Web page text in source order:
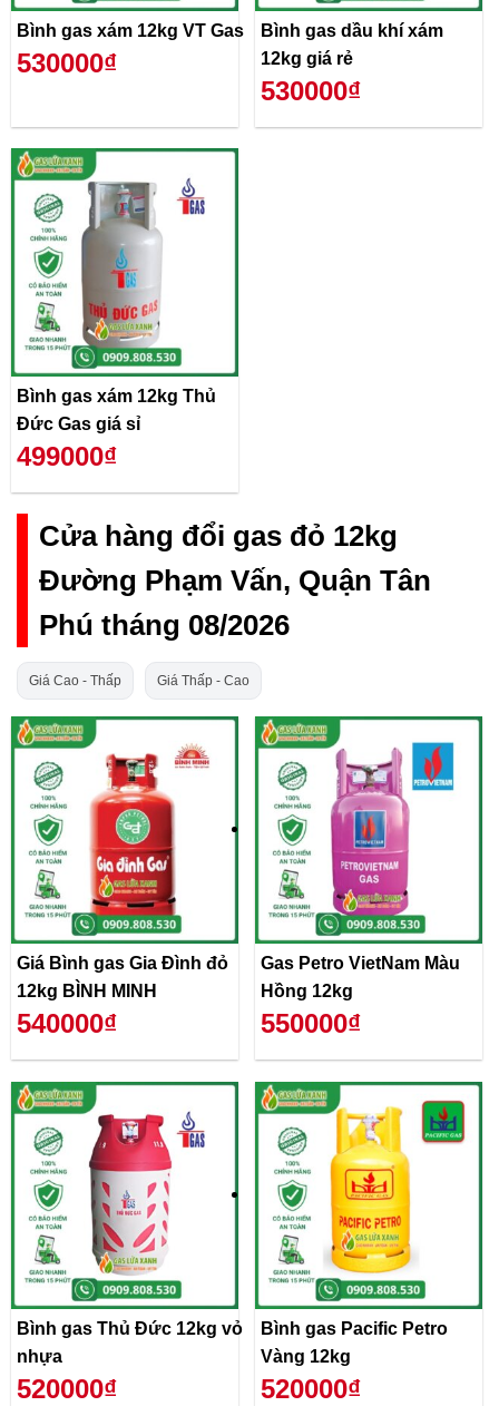
Bình gas xám 12kg VT Gas
530000₫
Bình gas dầu khí xám
12kg giá rẻ
530000₫
Bình gas xám 12kg Thủ
Đức Gas giá sỉ
499000₫
Cửa hàng đổi gas đỏ 12kg
Đường Phạm Vấn, Quận Tân
Phú tháng 08/2026
Giá Cao - Thấp Giá Thấp - Cao
Giá Bình gas Gia Đình đỏ
12kg BÌNH MINH
540000₫
Gas Petro VietNam Màu
Hồng 12kg
550000₫
Bình gas Thủ Đức 12kg vỏ
nhựa
520000₫
Bình gas Pacific Petro
Vàng 12kg
520000₫